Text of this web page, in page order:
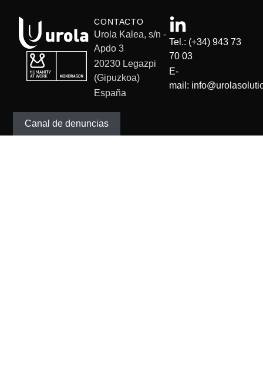
CONTACTO
Urola Kalea, s/n -
Apdo 3
20230 Legazpi
(Gipuzkoa)
España
Tel.: (+34) 943 73
70 03
E-
mail:
Canal de denuncias